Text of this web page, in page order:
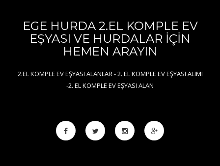
EGE HURDA 2.EL KOMPLE EV
EŞYASI VE HURDALAR İÇİN
HEMEN ARAYIN
2.EL KOMPLE EV EŞYASI ALANLAR - 2. EL KOMPLE EV EŞYASI ALIMI
-2. EL KOMPLE EV EŞYASI ALAN